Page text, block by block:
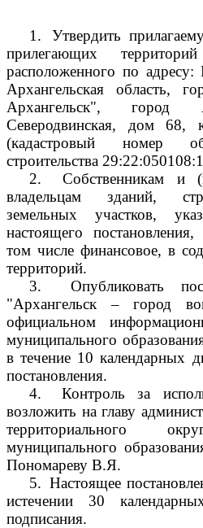
1.
Утвердить
прилегающих
расположенного по адресу:
Архангельская область,
Архангельск", город
Северодвинская, дом 68,
(кадастровый номер
строительства
2.
Собственникам и
владельцам зданий,
земельных участков,
настоящего
том числе финансовое, в
территорий.
3.
Опубликовать
"Архангельск – город
официальном
муниципального
в течение 10 календарных
постановления.
4.
Контроль за
возложить на главу
территориального
муниципального
Пономареву В.Я.
5. Настоящее
истечении 30
подписания.